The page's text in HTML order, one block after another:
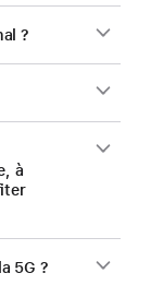
?
à
5G ?